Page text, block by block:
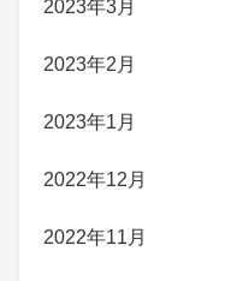
2023年3月
2023年2月
2023年1月
2022年12月
2022年11月